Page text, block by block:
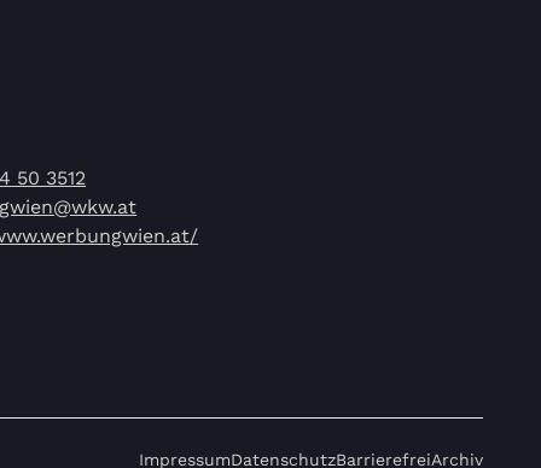
50 3512
ImpressumDatenschutzBarrierefreiArchiv